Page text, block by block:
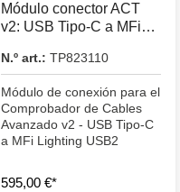
Módulo conector ACT
v2: USB Tipo-C a MFi
N.º art.: TP823110
Módulo de conexión para el
Comprobador de Cables
Avanzado v2 - USB Tipo-C
a MFi Lighting USB2
595,00 €*